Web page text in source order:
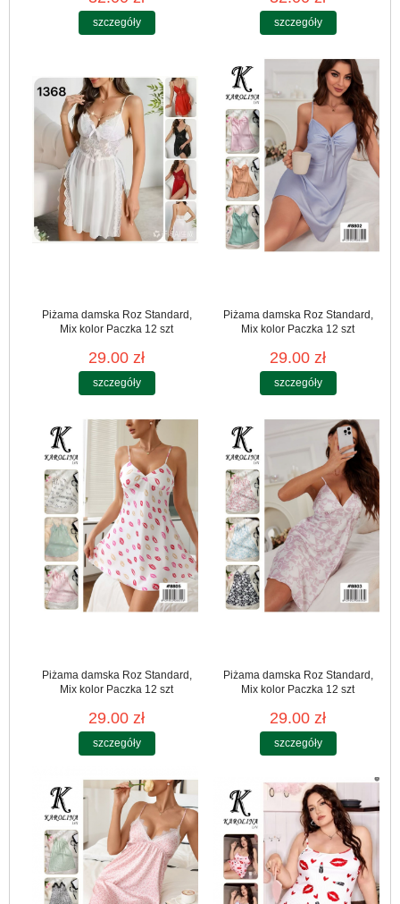
szczegóły szczegóły
Piżama damska Roz Standard,
Mix kolor Paczka 12 szt
29.00 zł
szczegóły
Piżama damska Roz Standard,
Mix kolor Paczka 12 szt
29.00 zł
szczegóły
Piżama damska Roz Standard,
Mix kolor Paczka 12 szt
29.00 zł
szczegóły
Piżama damska Roz Standard,
Mix kolor Paczka 12 szt
29.00 zł
szczegóły